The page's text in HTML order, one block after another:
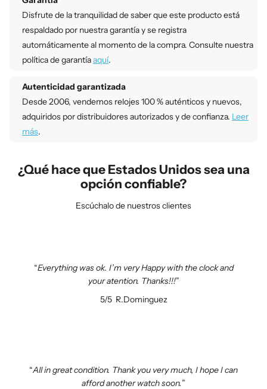
Disfrute de la tranquilidad de saber que este producto está
respaldado por nuestra garantía y se registra
automáticamente al momento de la compra. Consulte nuestra
política de garantíaaquí.
Autenticidad garantizada
Desde 2006, vendemos relojes 100 % auténticos y nuevos,
adquiridos por distribuidores autorizados y de confianza. Leer
más.
¿Qué hace que Estados Unidos sea una
opción confiable?
Escúchalo de nuestros clientes
Everything was ok. I’m very Happy with the clock and
your atention. Thanks!!!
5/5R.Dominguez
All in great condition. Thank you very much, I hope I can
afford another watch soon.